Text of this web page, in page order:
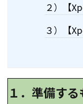
２）【
３）【
１．準備する